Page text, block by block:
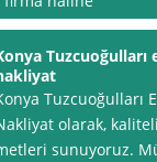
Tuzcuoğulları
Tuzcuoğulları
olarak,
sunuyoruz.